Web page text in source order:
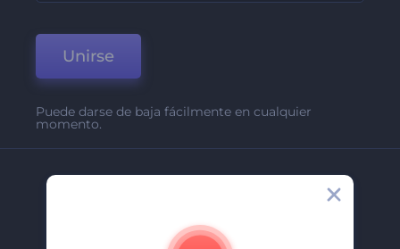
Unirse
Puede darse de baja fácilmente en cualquier
momento.